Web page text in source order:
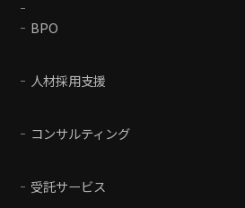
BPO
人材採用支援
コンサルティング
受託サービス